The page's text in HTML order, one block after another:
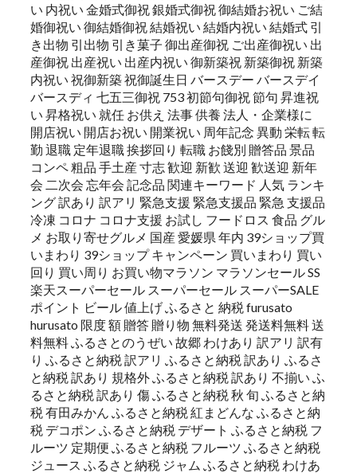
い 内祝い 金婚式御祝 銀婚式御祝 御結婚お祝い ご結
婚御祝い 御結婚御祝 結婚祝い 結婚内祝い 結婚式 引
き出物 引出物 引き菓子 御出産御祝 ご出産御祝い 出
産御祝 出産祝い 出産内祝い 御新築祝 新築御祝 新築
内祝い 祝御新築 祝御誕生日 バースデー バースデイ
バースディ 七五三御祝 753 初節句御祝 節句 昇進祝
い 昇格祝い 就任 お供え 法事 供養 法人・企業様に
開店祝い 開店お祝い 開業祝い 周年記念 異動 栄転 転
勤 退職 定年退職 挨拶回り 転職 お餞別 贈答品 景品
コンペ 粗品 手土産 寸志 歓迎 新歓 送迎 歓送迎 新年
会 二次会 忘年会 記念品 関連キーワード 人気 ランキ
ング 訳あり 訳アリ 緊急支援 緊急支援品 緊急 支援品
冷凍 コロナ コロナ支援 お試し フードロス 食品 グル
メ お取り寄せグルメ 国産 愛媛県 年内 39ショップ買
いまわり 39ショップ キャンペーン 買いまわり 買い
回り 買い周り お買い物マラソン マラソンセール SS
楽天スーパーセール スーパーセール スーパーSALE
ポイント ビール 値上げ ふるさと 納税 furusato
hurusato 限度 額 贈答 贈り物 無料発送 発送料無料 送
料無料 ふるさとのうぜい 故郷 わけあり 訳アリ 訳有
り ふるさと納税 訳アリ ふるさと納税 訳あり ふるさ
と納税 訳あり 規格外 ふるさと納税 訳あり 不揃い ふ
るさと納税 訳あり 傷 ふるさと納税 秋 旬 ふるさと納
税 有田みかん ふるさと納税 紅まどんな ふるさと納
税 デコポン ふるさと納税 デザート ふるさと納税 フ
ルーツ 定期便 ふるさと納税 フルーツ ふるさと納税
ジュース ふるさと納税 ジャム ふるさと納税 わけあ